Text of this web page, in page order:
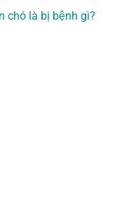
chó là bị bệnh gì?